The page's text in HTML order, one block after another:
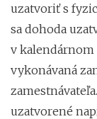
uzatvoriť s
sa dohoda
v kalendárnom
vykonávaná
uzatvorené